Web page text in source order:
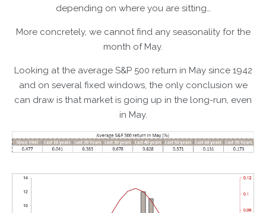
depending on where you are sitting…
More concretely, we cannot find any seasonality for the
month of May.
Looking at the average S&P 500 return in May since 1942
and on several fixed windows, the only conclusion we
can draw is that market is going up in the long-run, even
in May.